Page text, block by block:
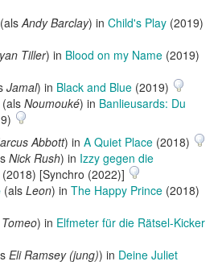
(alsAndy Barclay) in Child's Play (2019)
Tiller) in Blood on my Name (2019)
Jamal) in Black and Blue (2019)
(als Noumouké) in Banlieusards: Du
Abbott) in A Quiet Place (2018)
Nick Rush) in Izzy gegen die
(2018) [Synchro (2022)]
(als Leon) in The Happy Prince (2018)
Tomeo) in Elfmeter für die Rätsel-Kicker
Eli Ramsey (jung)) in Deine Juliet